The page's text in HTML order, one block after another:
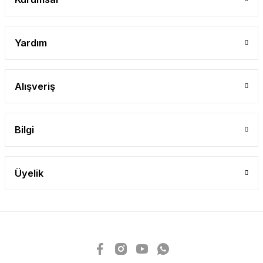
Yardım
Alışveriş
Bilgi
Üyelik